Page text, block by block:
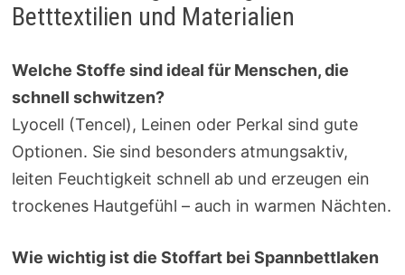
Betttextilien und Materialien
Welche Stoffe sind ideal für Menschen, die
schnell schwitzen?
Lyocell (Tencel), Leinen oder Perkal sind gute
Optionen. Sie sind besonders atmungsaktiv,
leiten Feuchtigkeit schnell ab und erzeugen ein
trockenes Hautgefühl – auch in warmen Nächten.
Wie wichtig ist die Stoffart bei Spannbettlaken